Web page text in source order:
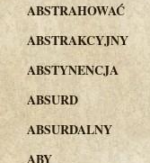
ABSTRAHOWAĆ
ABSTRAKCYJNY
ABSTYNENCJA
ABSURD
ABSURDALNY
ABY